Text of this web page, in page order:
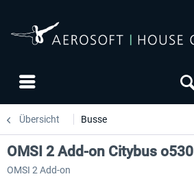
Übersicht Busse
OMSI 2 Add-on Citybus o530
OMSI 2 Add-on